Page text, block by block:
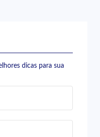
dicas para sua